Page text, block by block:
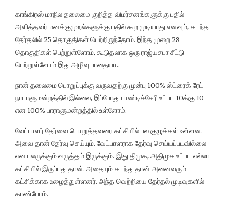
காங்கிரஸ் மாநில தலைமை குறித்த விமர்சனங்களுக்கு பதில்
அளித்தவர் மனக்குமுறல்களுக்கு பதில் கூற முடியாது எனவும், கடந்த
தேர்தலில் 25 தொகுதிகள் பெற்றிருந்தோம். இந்த முறை 28
தொகுதிகள் பெற்றுள்ளோம், கூடுதலாக ஒரு ராஜ்யசபா சீட்டு
பெற்றுள்ளோம் இது அழிவு பாதையா..
நான் தலைமை பொறுப்புக்கு வருவதற்கு முன்பு 100% ஸ்ட்ரைக் ரேட்
நாடாளுமன்றத்தில் இல்லை, இப்போது பாண்டிச்சேரி உட்பட 10க்கு 10
என 100% பாராளுமன்றத்தில் உள்ளோம்.
வேட்பாளர் தேர்வை பொறுத்தவரை கட்சியில் பல குழுக்கள் உள்ளன.
அவை தான் தேர்வு செய்யும். வேட்பாளராக தேர்வு செய்யப்படவில்லை
என பலருக்கும் வருத்தம் இருக்கும். இது திமுக, அதிமுக உட்பட எல்லா
கட்சியில் இருப்பது தான். அதையும் கடந்து தான் அனைவரும்
கட்சிக்காக உழைத்துள்ளனர். அந்த வெற்றியை தேர்தல் முடிவுகளில்
காண்போம்.